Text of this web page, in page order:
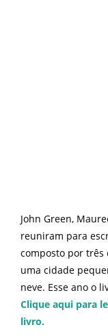
John Green,
reuniram para
composto por três
uma cidade
neve. Esse ano o
Clique aqui para
livro.